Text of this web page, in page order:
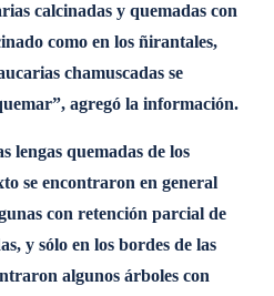
calcinadas y quemadas con
como en los ñirantales,
chamuscadas se
agregó la información.
lengas quemadas de los
se encontraron en general
con retención parcial de
y sólo en los bordes de las
algunos árboles con